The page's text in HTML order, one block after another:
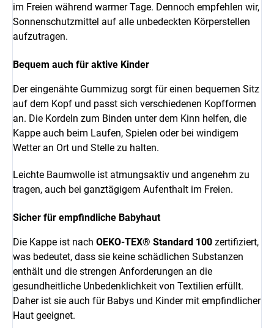
im Freien während warmer Tage. Dennoch empfehlen wir,
Sonnenschutzmittel auf alle unbedeckten Körperstellen
aufzutragen.
Bequem auch für aktive Kinder
Der eingenähte Gummizug sorgt für einen bequemen Sitz
auf dem Kopf und passt sich verschiedenen Kopfformen
an. Die Kordeln zum Binden unter dem Kinn helfen, die
Kappe auch beim Laufen, Spielen oder bei windigem
Wetter an Ort und Stelle zu halten.
Leichte Baumwolle ist atmungsaktiv und angenehm zu
tragen, auch bei ganztägigem Aufenthalt im Freien.
Sicher für empfindliche Babyhaut
Die Kappe ist nach OEKO-TEX® Standard 100 zertifiziert,
was bedeutet, dass sie keine schädlichen Substanzen
enthält und die strengen Anforderungen an die
gesundheitliche Unbedenklichkeit von Textilien erfüllt.
Daher ist sie auch für Babys und Kinder mit empfindlicher
Haut geeignet.